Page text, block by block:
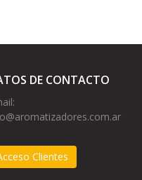
DE CONTACTO
Clientes